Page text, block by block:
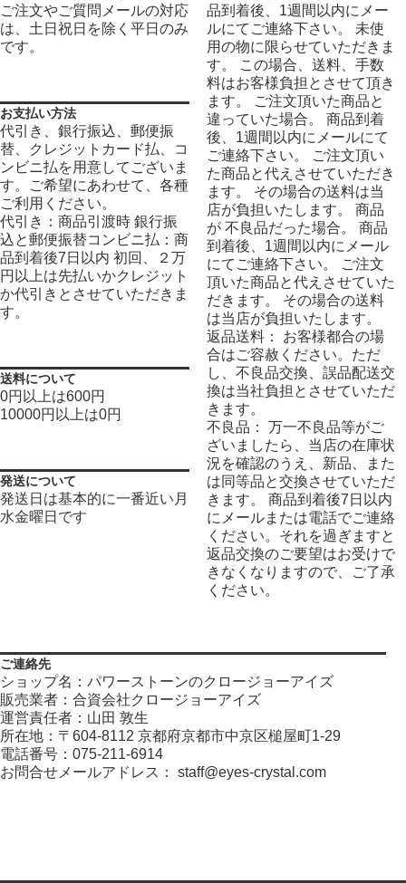
ご注文やご質問メールの対応
は、土日祝日を除く平日のみ
です。
お支払い方法
代引き、銀行振込、郵便振
替、クレジットカード払、コ
ンビニ払を用意してございま
す。ご希望にあわせて、各種
ご利用ください。
代引き：商品引渡時 銀行振
込と郵便振替コンビニ払：商
品到着後7日以内 初回、２万
円以上は先払いかクレジット
か代引きとさせていただきま
す。
送料について
0円以上は600円
10000円以上は0円
発送について
発送日は基本的に一番近い月
水金曜日です
品到着後、1週間以内にメー
ルにてご連絡下さい。 未使
用の物に限らせていただきま
す。 この場合、送料、手数
料はお客様負担とさせて頂き
ます。 ご注文頂いた商品と
違っていた場合。 商品到着
後、1週間以内にメールにて
ご連絡下さい。 ご注文頂い
た商品と代えさせていただき
ます。 その場合の送料は当
店が負担いたします。 商品
が 不良品だった場合。 商品
到着後、1週間以内にメール
にてご連絡下さい。 ご注文
頂いた商品と代えさせていた
だきます。 その場合の送料
は当店が負担いたします。
返品送料： お客様都合の場
合はご容赦ください。ただ
し、不良品交換、誤品配送交
換は当社負担とさせていただ
きます。
不良品： 万一不良品等がご
ざいましたら、当店の在庫状
況を確認のうえ、新品、また
は同等品と交換させていただ
きます。 商品到着後7日以内
にメールまたは電話でご連絡
ください。それを過ぎますと
返品交換のご要望はお受けで
きなくなりますので、ご了承
ください。
ご連絡先
ショップ名：パワーストーンのクロージョーアイズ
販売業者：合資会社クロージョーアイズ
運営責任者：山田 敦生
所在地：〒604-8112 京都府京都市中京区槌屋町1-29
電話番号：075-211-6914
お問合せメールアドレス： staff@eyes-crystal.com